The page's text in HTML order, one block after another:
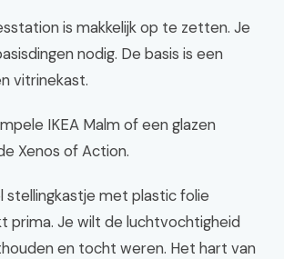
is makkelijk op te zetten. Je
nodig. De basis is een
vitrinekast.
IKEA Malm of een glazen
Xenos of Action.
stellingkastje met plastic folie
prima. Je wilt de luchtvochtigheid
en tocht weren. Het hart van